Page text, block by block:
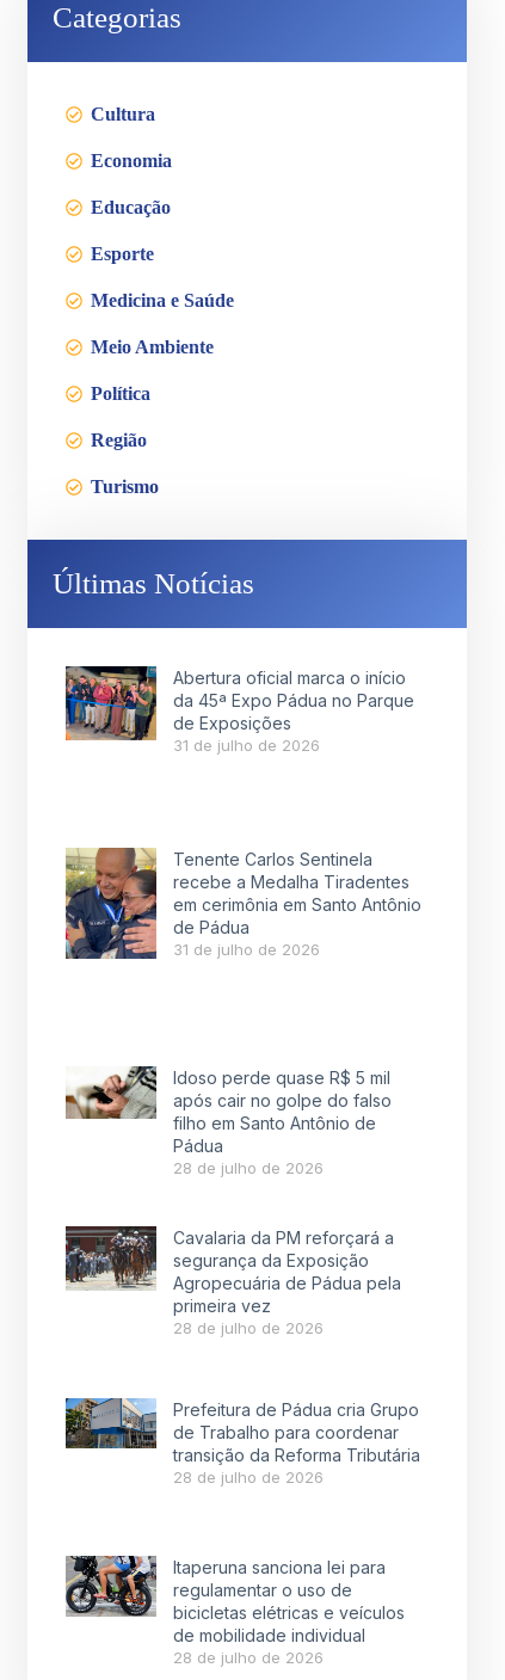
Categorias
Cultura
Economia
Educação
Esporte
Medicina e Saúde
Meio Ambiente
Política
Região
Turismo
Últimas Notícias
Abertura oficial marca o início
da 45ª Expo Pádua no Parque
de Exposições
31 de julho de 2026
Tenente Carlos Sentinela
recebe a Medalha Tiradentes
em cerimônia em Santo Antônio
de Pádua
31 de julho de 2026
Idoso perde quase R$ 5 mil
após cair no golpe do falso
filho em Santo Antônio de
Pádua
28 de julho de 2026
Cavalaria da PM reforçará a
segurança da Exposição
Agropecuária de Pádua pela
primeira vez
28 de julho de 2026
Prefeitura de Pádua cria Grupo
de Trabalho para coordenar
transição da Reforma Tributária
28 de julho de 2026
Itaperuna sanciona lei para
regulamentar o uso de
bicicletas elétricas e veículos
de mobilidade individual
28 de julho de 2026